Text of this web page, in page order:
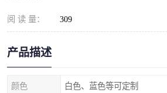
阅 读 量： 309
产品描述
颜色 白色、蓝色等可定制